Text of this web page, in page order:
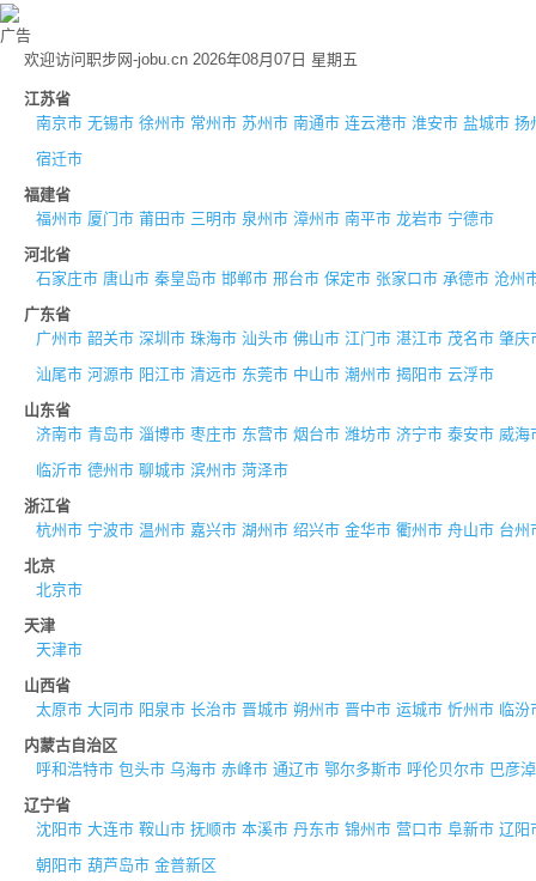
广告
欢迎访问职步网-jobu.cn 2026年08月07日 星期五
江苏省
南京市 无锡市 徐州市 常州市 苏州市 南通市 连云港市 淮安市 盐城市 扬
宿迁市
福建省
福州市 厦门市 莆田市 三明市 泉州市 漳州市 南平市 龙岩市 宁德市
河北省
石家庄市 唐山市 秦皇岛市 邯郸市 邢台市 保定市 张家口市 承德市 沧州
广东省
广州市 韶关市 深圳市 珠海市 汕头市 佛山市 江门市 湛江市 茂名市 肇庆
汕尾市 河源市 阳江市 清远市 东莞市 中山市 潮州市 揭阳市 云浮市
山东省
济南市 青岛市 淄博市 枣庄市 东营市 烟台市 潍坊市 济宁市 泰安市 威海
临沂市 德州市 聊城市 滨州市 菏泽市
浙江省
杭州市 宁波市 温州市 嘉兴市 湖州市 绍兴市 金华市 衢州市 舟山市 台州
北京
北京市
天津
天津市
山西省
太原市 大同市 阳泉市 长治市 晋城市 朔州市 晋中市 运城市 忻州市 临汾
内蒙古自治区
呼和浩特市 包头市 乌海市 赤峰市 通辽市 鄂尔多斯市 呼伦贝尔市 巴彦
辽宁省
沈阳市 大连市 鞍山市 抚顺市 本溪市 丹东市 锦州市 营口市 阜新市 辽阳
朝阳市 葫芦岛市 金普新区